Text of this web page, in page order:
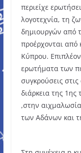
περιείχε
λογοτεχνία, τη
δημιουργών από
προέρχονται από
Κύπρου.
ερωτήματα των
συγκρούσεις
διάρκεια της 1ης
,στην
των Αδάνων και